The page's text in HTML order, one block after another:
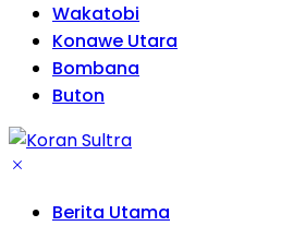
Wakatobi
Konawe Utara
Bombana
Buton
Berita Utama